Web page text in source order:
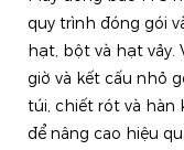
quy trình đóng gói
hạt, bột và hạt vảy.
giờ và kết cấu nhỏ
túi, chiết rót và hàn
để nâng cao hiệu